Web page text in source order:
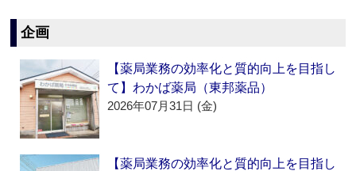
企画
【薬局業務の効率化と質的向上を目指し
て】わかば薬局（東邦薬品）
2026年07月31日 (金)
【薬局業務の効率化と質的向上を目指し